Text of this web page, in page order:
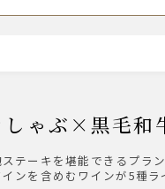
きしゃぶ×黒
テーキを堪能できるプラ
ンを含めむワインが5種